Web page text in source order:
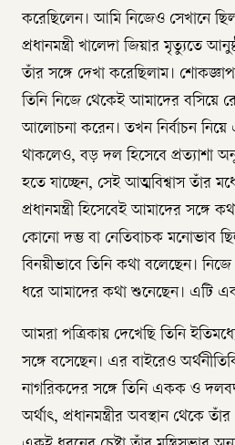
করেছিলেন। আমি নিজেও সেখানে
প্রধানমন্ত্রী খালেদা জিয়ার মৃত্যুতে
তাঁর সঙ্গে দেখা করেছিলাম।
তিনি নিজে থেকেই আমাদের বসিয়ে
আলোচনা করেন। তখন নির্বাচন
থাকলেও, বড় দল হিসেবে প্রত্যাশা
হতে যাচ্ছেন, সেই আত্মবিশ্বাস তাঁর
প্রধানমন্ত্রী হিসেবেই আমাদের সঙ্গে
কোনো দম্ভ বা নেতিবাচক মনোভাব
বিনয়ীভাবে তিনি কথা বলেছেন।
ধরে আমাদের কথা শুনেছেন। এটি
আমরা পত্রিকায় দেখেছি তিনি
সঙ্গে বসেছেন। এর বাইরেও
নাগরিকদের সঙ্গে তিনি একক ও
অর্থাৎ, প্রধানমন্ত্রীর অবস্থান থেকে